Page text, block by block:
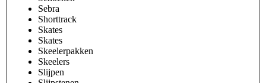
Sebra
Shorttrack
Skates
Skates
Skeelerpakken
Skeelers
Slijpen